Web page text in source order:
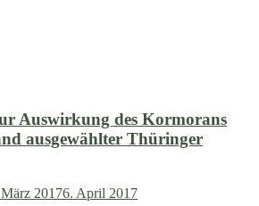
Auswirkung des Kormorans
ausgewählter Thüringer
20176. April 2017